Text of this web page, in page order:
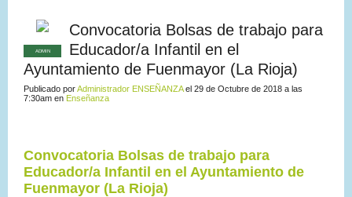
ADMIN
Convocatoria Bolsas de trabajo para
Educador/a Infantil en el
Ayuntamiento de Fuenmayor (La Rioja)
Publicado porAdministrador ENSEÑANZAel 29 de Octubre de 2018 a las
7:30am en Enseñanza
Convocatoria Bolsas de trabajo para
Educador/a Infantil en el Ayuntamiento de
Fuenmayor (La Rioja)